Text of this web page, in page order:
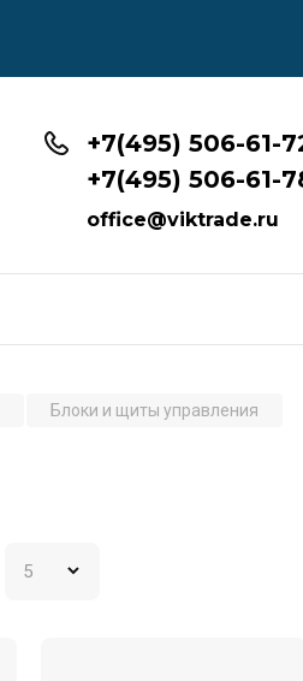
+7(495) 506-61-
+7(495) 506-61-
office@viktrade.ru
Блоки и щиты управления